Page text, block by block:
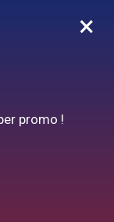
0
DJINN10
×
promo !